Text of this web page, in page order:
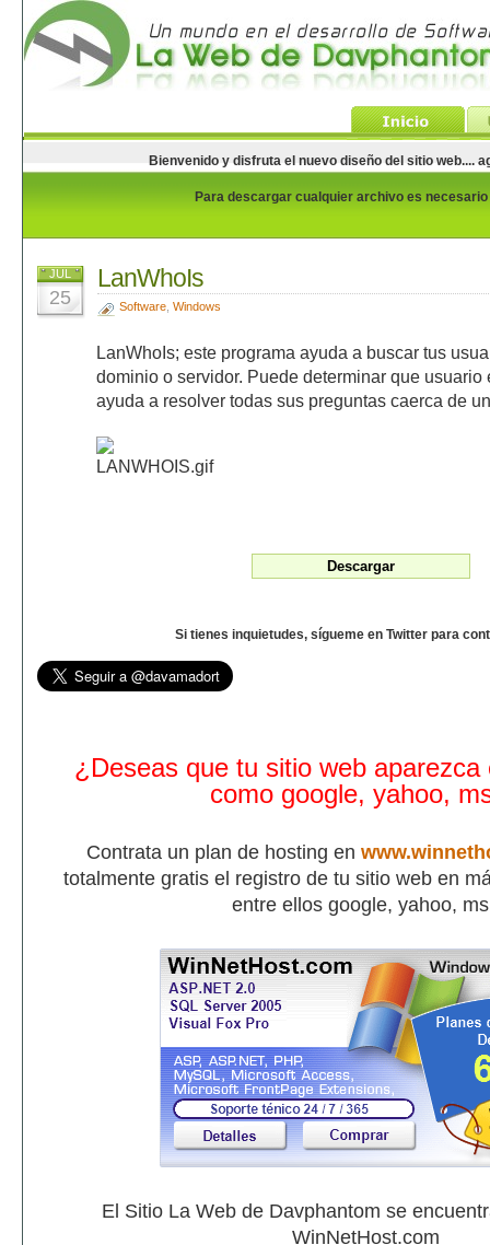
Bienvenido y disfruta el nuevo diseño del sitio web....
Para descargar cualquier archivo es
JUL
25
LanWhoIs
Software, Windows
LanWhoIs; este programa ayuda a buscar tus
dominio o servidor. Puede determinar que usuario
ayuda a resolver todas sus preguntas caerca de
Si tienes inquietudes, sígueme en Twitter para
¿Deseas que tu sitio web aparezca
como google, yahoo,
Contrata un plan de hosting en
totalmente gratis el registro de tu sitio web en
entre ellos google, yahoo,
El Sitio La Web de Davphantom se
WinNetHost.com